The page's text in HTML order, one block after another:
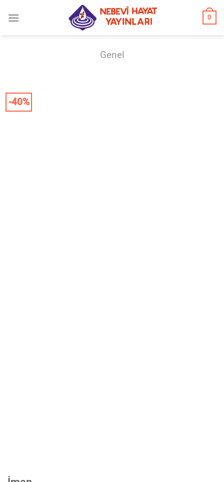
atla
0
Genel
-40%